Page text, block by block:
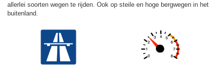
allerlei soorten wegen te rijden. Ook op steile en hoge bergwegen in het
buitenland.